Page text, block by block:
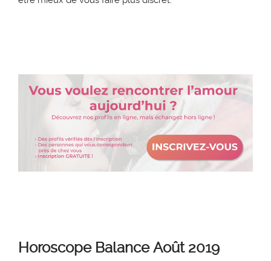
Horoscope BalanceAoût 2019